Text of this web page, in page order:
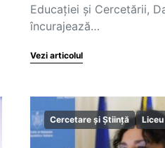
Educației și Cercetării,
încurajează…
Vezi articolul
Cercetare și Știință Liceu